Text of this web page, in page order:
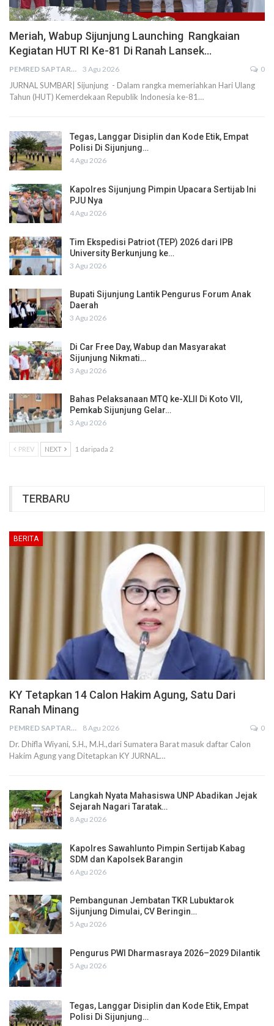
Meriah, Wabup Sijunjung Launching Rangkaian
Kegiatan HUT RI Ke-81 Di Ranah Lansek…
PEMRED SAPTARIUS 3 Agu 2026 0
JURNAL SUMBAR| Sijunjung - Dalam rangka memeriahkan Hari Ulang
Tahun (HUT) Kemerdekaan Republik Indonesia ke-81…
Tegas, Langgar Disiplin dan Kode Etik, Empat
Polisi Di Sijunjung…
4 Agu 2026
Kapolres Sijunjung Pimpin Upacara Sertijab Ini
PJU Nya
4 Agu 2026
Tim Ekspedisi Patriot (TEP) 2026 dari IPB
University Berkunjung ke…
3 Agu 2026
Bupati Sijunjung Lantik Pengurus Forum Anak
Daerah
3 Agu 2026
Di Car Free Day, Wabup dan Masyarakat
Sijunjung Nikmati…
3 Agu 2026
Bahas Pelaksanaan MTQ ke-XLII Di Koto VII,
Pemkab Sijunjung Gelar…
3 Agu 2026
PREV NEXT 1 daripada 2
TERBARU
BERITA
KY Tetapkan 14 Calon Hakim Agung, Satu Dari
Ranah Minang
PEMRED SAPTARIUS 8 Agu 2026 0
Dr. Dhifla Wiyani, S.H., M.H.,dari Sumatera Barat masuk daftar Calon
Hakim Agung yang Ditetapkan KY JURNAL…
Langkah Nyata Mahasiswa UNP Abadikan Jejak
Sejarah Nagari Taratak…
8 Agu 2026
Kapolres Sawahlunto Pimpin Sertijab Kabag
SDM dan Kapolsek Barangin
6 Agu 2026
Pembangunan Jembatan TKR Lubuktarok
Sijunjung Dimulai, CV Beringin…
5 Agu 2026
Pengurus PWI Dharmasraya 2026–2029 Dilantik
5 Agu 2026
Tegas, Langgar Disiplin dan Kode Etik, Empat
Polisi Di Sijunjung…